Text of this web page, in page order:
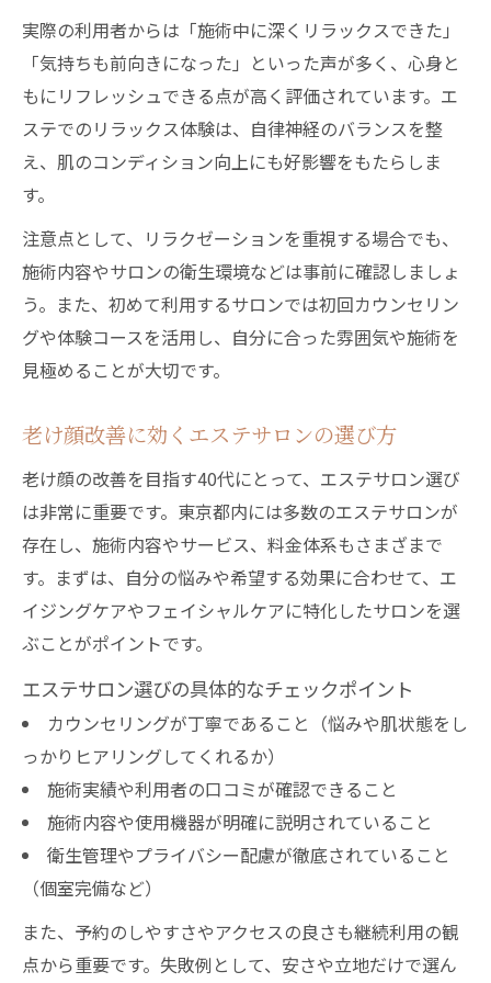
実際の利用者からは「施術中に深くリラックスできた」
「気持ちも前向きになった」といった声が多く、心身と
もにリフレッシュできる点が高く評価されています。エ
ステでのリラックス体験は、自律神経のバランスを整
え、肌のコンディション向上にも好影響をもたらしま
す。
注意点として、リラクゼーションを重視する場合でも、
施術内容やサロンの衛生環境などは事前に確認しましょ
う。また、初めて利用するサロンでは初回カウンセリン
グや体験コースを活用し、自分に合った雰囲気や施術を
見極めることが大切です。
老け顔改善に効くエステサロンの選び方
老け顔の改善を目指す40代にとって、エステサロン選び
は非常に重要です。東京都内には多数のエステサロンが
存在し、施術内容やサービス、料金体系もさまざまで
す。まずは、自分の悩みや希望する効果に合わせて、エ
イジングケアやフェイシャルケアに特化したサロンを選
ぶことがポイントです。
エステサロン選びの具体的なチェックポイント
カウンセリングが丁寧であること（悩みや肌状態をし
っかりヒアリングしてくれるか）
施術実績や利用者の口コミが確認できること
施術内容や使用機器が明確に説明されていること
衛生管理やプライバシー配慮が徹底されていること
（個室完備など）
また、予約のしやすさやアクセスの良さも継続利用の観
点から重要です。失敗例として、安さや立地だけで選ん